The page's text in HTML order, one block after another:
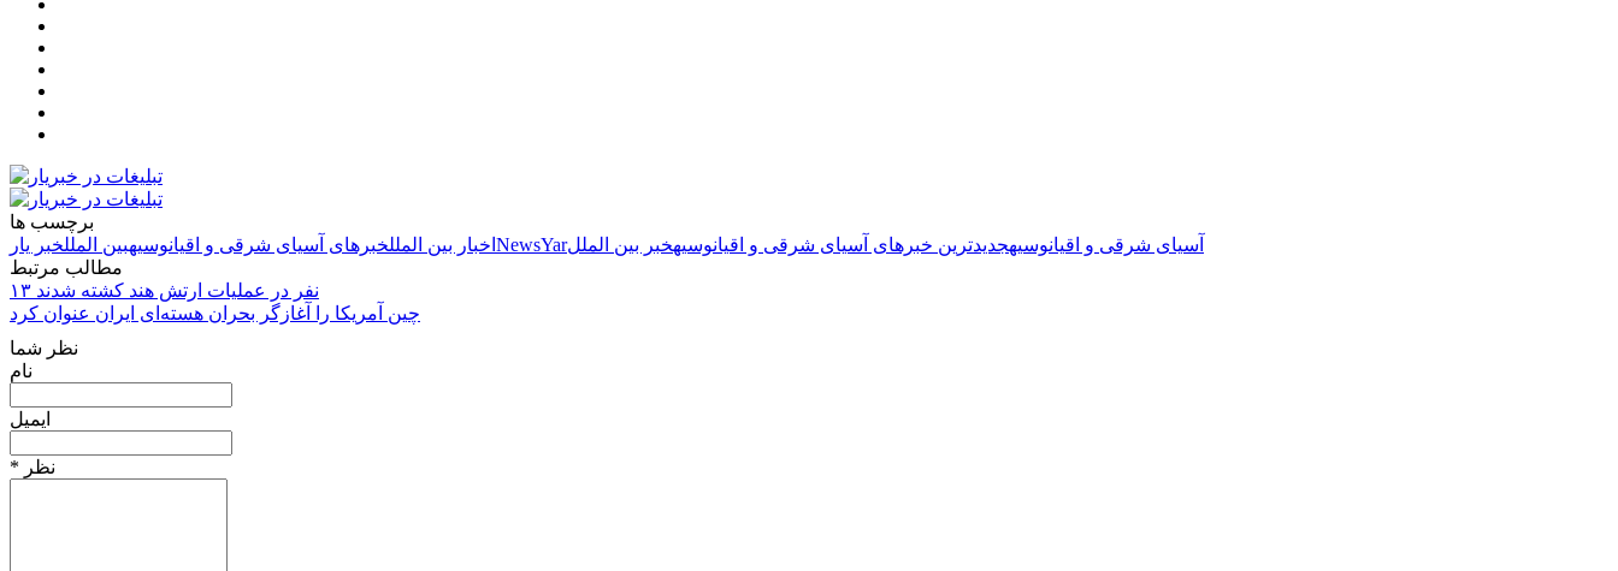
برچسب ها
اخبار بین المللخبرهای آسیای شرقی و اقیانوسیهبین المللخبر یار NewsYar آسیای شرقی و اقیانوسیهجدیدترین خبرهای آسیای شرقی و اقیانوسیهخبر بین الملل
مطالب مرتبط
۱۳ نفر در عملیات ارتش هند کشته شدند
چین آمریکا را آغازگر بحران هسته‌ای ایران عنوان کرد
نظر شما
نام
ایمیل
* نظر